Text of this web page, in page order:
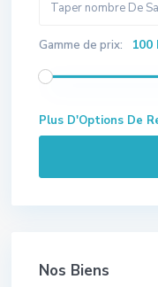
Gamme de prix: 100
Plus D'Options De
Nos Biens